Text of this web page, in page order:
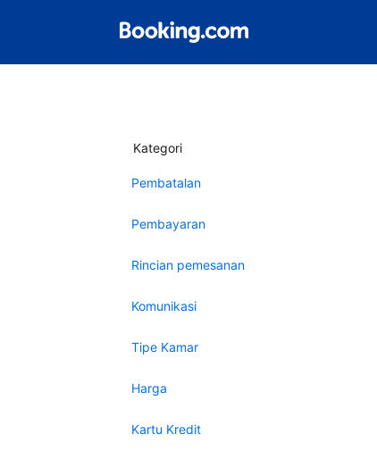
Kategori
Pembatalan
Pembayaran
Rincian pemesanan
Komunikasi
Tipe Kamar
Harga
Kartu Kredit